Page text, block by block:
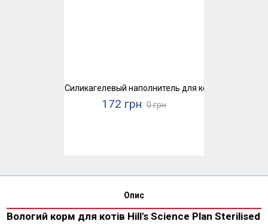
Силикагелевый наполнитель для кошачьего
172 грн 0 грн
Опис
Вологий корм для котів Hill's Science Plan Sterilised